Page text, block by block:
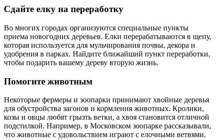
Сдайте елку на переработку
Во многих городах организуются специальные пункты
приема новогодних деревьев. Елки перерабатываются в щепу,
которая используется для мульчирования почвы, декора и
удобрения в парках. Найдите ближайший пункт переработки,
чтобы подарить вашему дереву вторую жизнь.
Помогите животным
Некоторые фермеры и зоопарки принимают хвойные деревья
для обустройства загонов и кормления животных. Кролики,
козы и овцы любят грызть ветки, а хвоя становится отличной
подстилкой. Например, в Московском зоопарке рассказывали,
что животные с удовольствием играют с елочными ветвями.